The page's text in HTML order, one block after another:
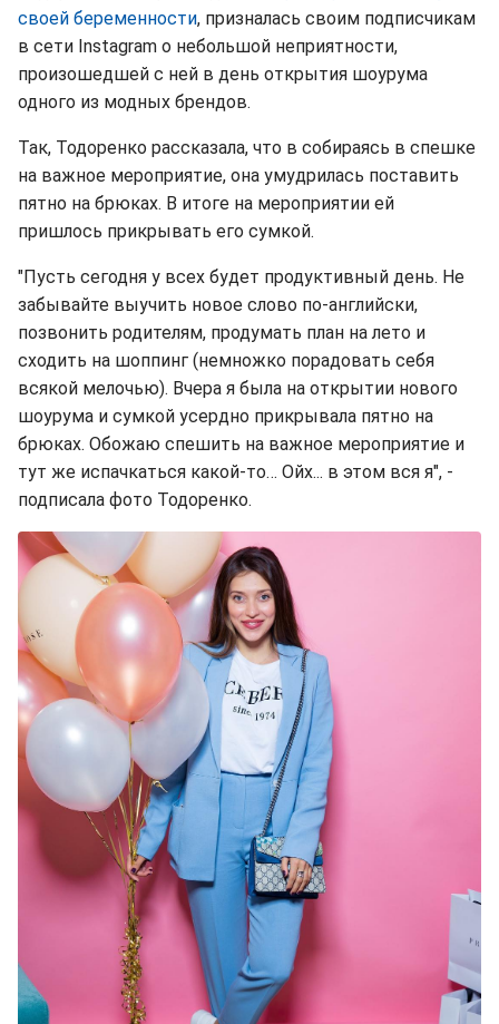
своей беременности, призналась своим подписчикам
в сети Instagram о небольшой неприятности,
произошедшей с ней в день открытия шоурума
одного из модных брендов.
Так, Тодоренко рассказала, что в собираясь в спешке
на важное мероприятие, она умудрилась поставить
пятно на брюках. В итоге на мероприятии ей
пришлось прикрывать его сумкой.
"Пусть сегодня у всех будет продуктивный день. Не
забывайте выучить новое слово по-английски,
позвонить родителям, продумать план на лето и
сходить на шоппинг (немножко порадовать себя
всякой мелочью). Вчера я была на открытии нового
шоурума и сумкой усердно прикрывала пятно на
брюках. Обожаю спешить на важное мероприятие и
тут же испачкаться какой-то… Ойх... в этом вся я", -
подписала фото Тодоренко.